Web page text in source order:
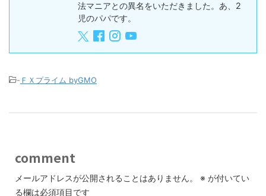
法マニアとの異名をいただきました。あ、2
児のパパです。
- ＦＸプライム byGMO
comment
メールアドレスが公開されることはありません。 ※ が付いてい
る欄は必須項目です